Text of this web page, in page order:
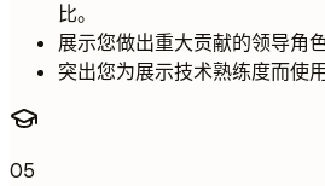
比。
展示您做出重大贡献的领导角色
突出您为展示技术熟练度而使
05